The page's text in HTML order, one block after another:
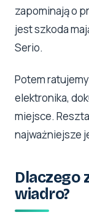
zapominają o
jest szkoda
Serio.
Potem
elektronika,
miejsce.
najważniejsze
Dlaczego
wiadro?